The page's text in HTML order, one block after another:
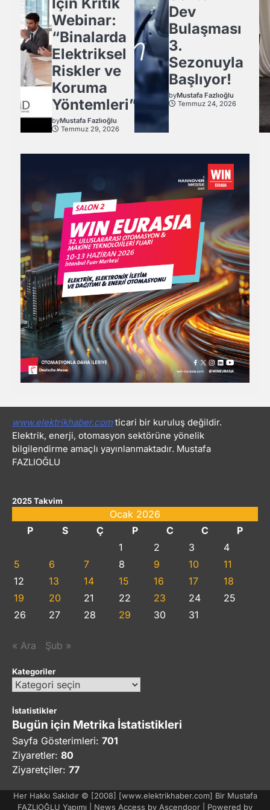
Webinar:
“Binalarda
Elektriksel
Riskler ve
Koruma
Yöntemleri”
byMustafa Fazlıoğlu
Temmuz 29, 2026
Dev
Bulaşması
3.
Sezonuyla
Başlıyor!
byMustafa Fazlıoğlu
Temmuz 24, 2026
www.elektrikhaber.comticari bir kuruluş değildir.
Elektrik, enerji, otomasyon sektörüne yönelik
bilgilendirme amaçlı yayınlanmaktadır. Mustafa
FAZLIOĞLU
2025 Takvim
Ocak 2026
P
S Ç P C C
P
1
2 3
4
5
6 7 8 9 10
11
12
13 14 15 16 17
18
19
20 21 22 23 24
25
26
27 28 29 30 31
« Ara Şub »
Kategoriler
Kategoriler
İstatistikler
Bugün için Metrika İstatistikleri
Sayfa Gösterimleri: 701
Ziyaretler: 80
Ziyaretçiler: 77
Her Hakkı Saklıdır © [2008] [www.elektrikhaber.com] Bir Mustafa
FAZLIOĞLU Yapımı | News Access by Ascendoor | Powered by